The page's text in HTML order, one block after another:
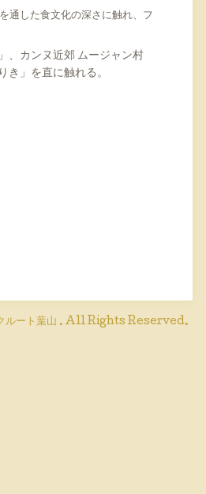
通した食文化の深さに触れ、フ
カンヌ近郊 ムージャン村
」を直に触れる。
ルート葉山 . All Rights Reserved.